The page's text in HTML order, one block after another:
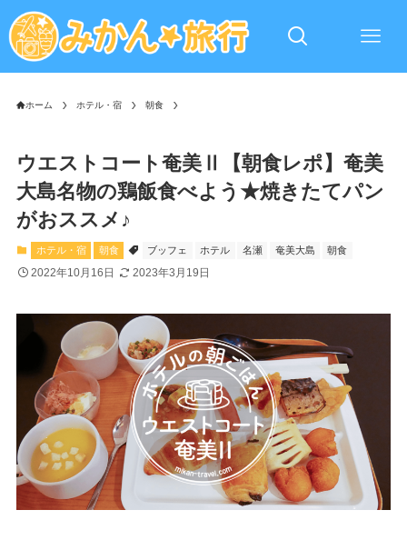
ホーム ホテル・宿 朝食
ウエストコート奄美Ⅱ【朝食レポ】奄美
大島名物の鶏飯食べよう★焼きたてパン
がおススメ♪
ホテル・宿 朝食 ブッフェ ホテル 名瀬 奄美大島 朝食
2022年10月16日 2023年3月19日